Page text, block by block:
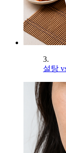
3.
설탕